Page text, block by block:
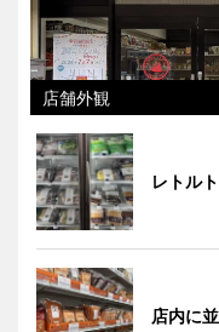
店舗外観
レトル
店内に